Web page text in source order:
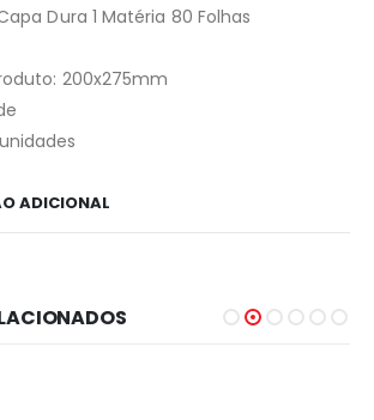
Dura 1 Matéria 80 Folhas
200x275mm
ADICIONAL